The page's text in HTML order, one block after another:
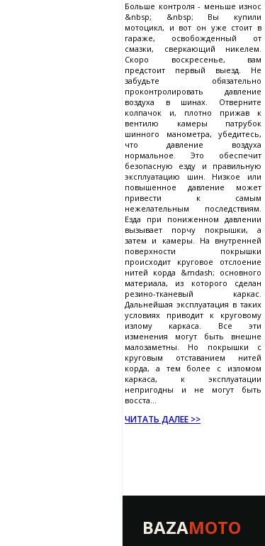
Больше контроля - меньше износ
&nbsp; &nbsp; Вы купили
мотоцикл, и вот он уже стоит в
гараже, освобожденный от
смазки, сверкающий никелем.
Скоро воскресенье, вам
предстоит первый выезд. Не
забудьте обязательно
проконтролировать давление
воздуха в шинах. Отверните
колпачок и, плотно прижав к
вентилю камеры патрубок
шинного манометра, убедитесь,
что давление воздуха
нормальное. Это обеспечит
безопасную езду и правильную
эксплуатацию шин. Низкое или
повышенное давление может
привести к самым
нежелательным последствиям.
Езда при пониженном давлении
вызывает порчу покрышки, а
затем и камеры. На внутренней
поверхности покрышки
происходит круговое отслоение
нитей корда &mdash; основного
материала, из которого сделан
резино-тканевый каркас.
Дальнейшая эксплуатация в таких
условиях приводит к круговому
излому каркаса. Все эти
изменения могут быть внешне
малозаметны. Но покрышки с
круговым отставанием нитей
корда, а тем более с изломом
каркаса, к эксплуатации
непригодны и не могут быть
восста...
ЧИТАТЬ ДАЛЕЕ >>
BAZAMOTO